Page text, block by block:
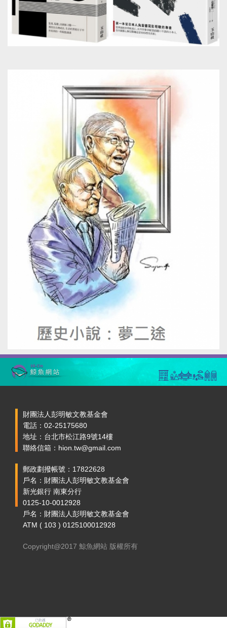
財團法人彭明敏文教基金會
電話：02-25175680
地址：台北市松江路9號14樓
聯絡信箱：hion.tw@gmail.com
郵政劃撥帳號：17822628
戶名：財團法人彭明敏文教基金會
新光銀行 南東分行
0125-10-0012928
戶名：財團法人彭明敏文教基金會
ATM ( 103 ) 0125100012928
Copyright@2017 鯨魚網站 版權所有